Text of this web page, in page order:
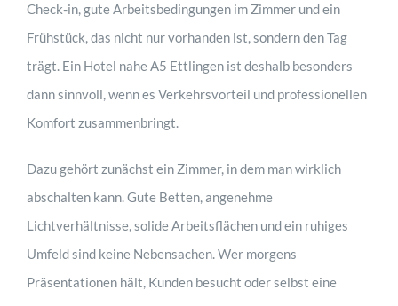
Check-in, gute Arbeitsbedingungen im Zimmer und ein
Frühstück, das nicht nur vorhanden ist, sondern den Tag
trägt. Ein Hotel nahe A5 Ettlingen ist deshalb besonders
dann sinnvoll, wenn es Verkehrsvorteil und professionellen
Komfort zusammenbringt.
Dazu gehört zunächst ein Zimmer, in dem man wirklich
abschalten kann. Gute Betten, angenehme
Lichtverhältnisse, solide Arbeitsflächen und ein ruhiges
Umfeld sind keine Nebensachen. Wer morgens
Präsentationen hält, Kunden besucht oder selbst eine